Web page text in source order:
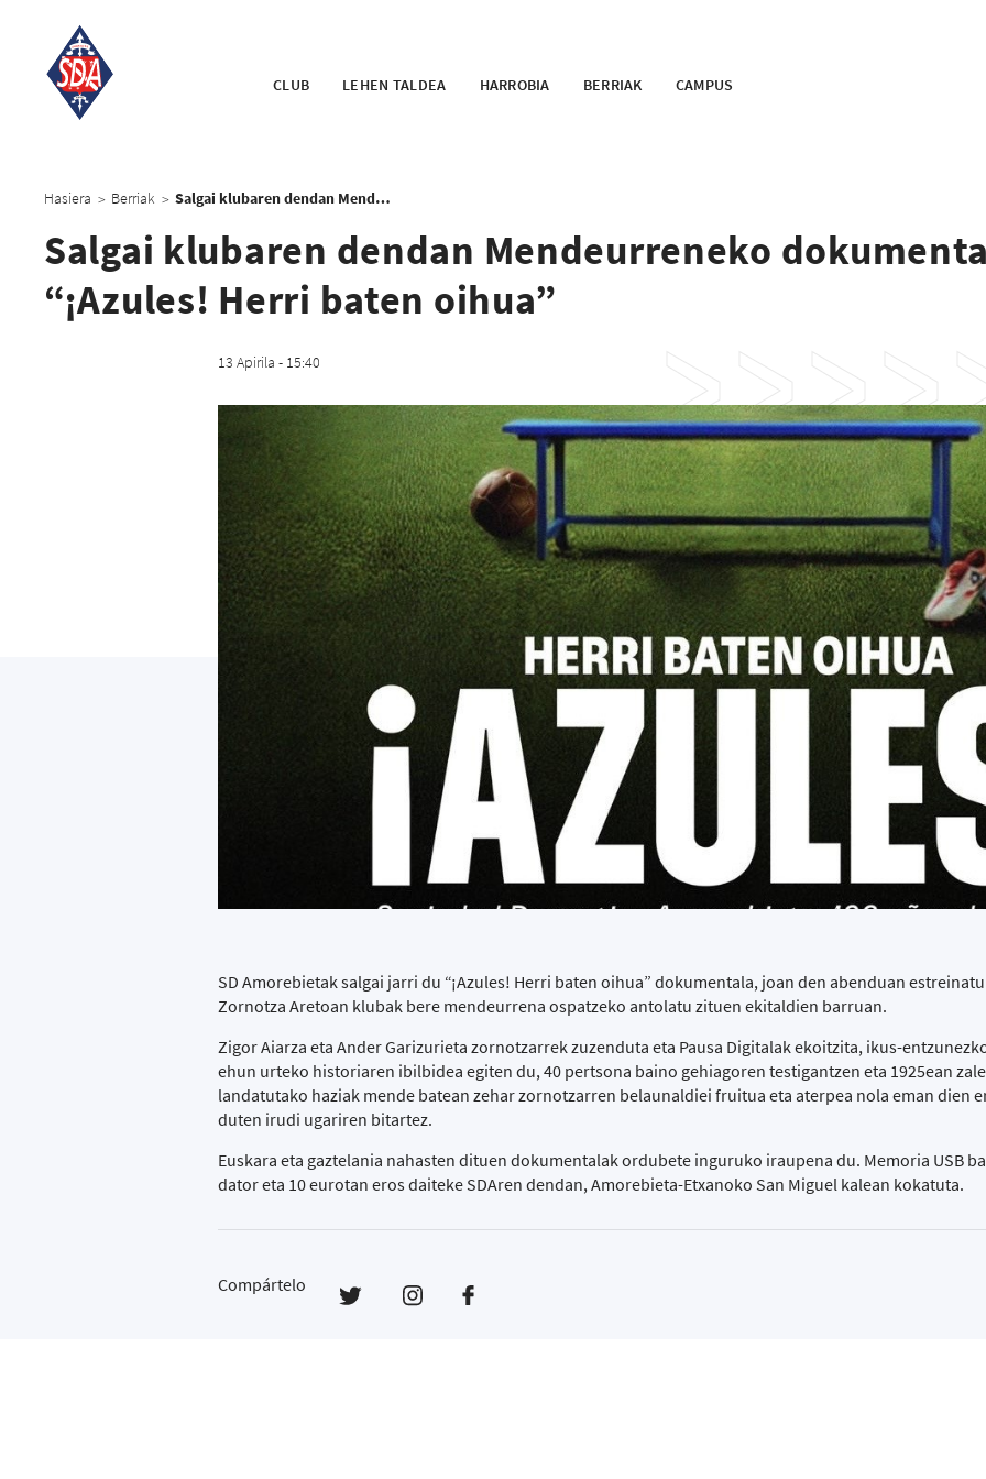
CLUB LEHEN TALDEA HARROBIA BERRIAK CAMPUS
Hasiera > Berriak > Salgai klubaren dendan Mendeurreneko dokumentala: “¡Azules! Herri baten oihua”
Salgai klubaren dendan Mendeurreneko
“¡Azules! Herri baten oihua”
13 Apirila - 15:40
SD Amorebietak salgai jarri du “¡Azules! Herri baten oihua” dokumentala, joan den abenduan
Zornotza Aretoan klubak bere mendeurrena ospatzeko antolatu zituen ekitaldien barruan.
Zigor Aiarza eta Ander Garizurieta zornotzarrek zuzenduta eta Pausa Digitalak ekoitzita, ikus-
ehun urteko historiaren ibilbidea egiten du, 40 pertsona baino gehiagoren testigantzen eta 1925ean
landatutako haziak mende batean zehar zornotzarren belaunaldiei fruitua eta aterpea nola eman dien
duten irudi ugariren bitartez.
Euskara eta gaztelania nahasten dituen dokumentalak ordubete inguruko iraupena du. Memoria USB
dator eta 10 eurotan eros daiteke SDAren dendan, Amorebieta-Etxanoko San Miguel kalean kokatuta.
Compártelo